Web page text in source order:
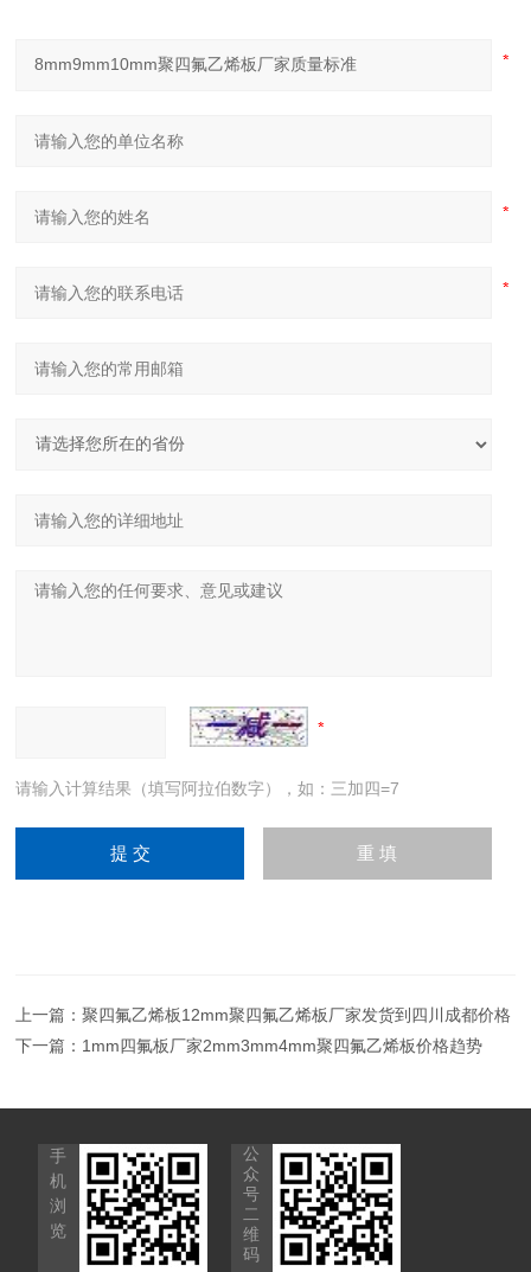
请输入计算结果（填写阿拉伯数字），如：三加四=7
上一篇：聚四氟乙烯板12mm聚四氟乙烯板厂家发货到四川成都价格
下一篇： 1mm四氟板厂家2mm3mm4mm聚四氟乙烯板价格趋势
手
机
浏
览
公
众
号
二
维
码